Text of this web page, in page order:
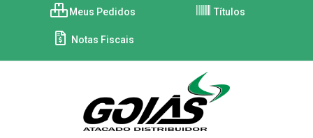
Meus Pedidos Títulos
Notas Fiscais